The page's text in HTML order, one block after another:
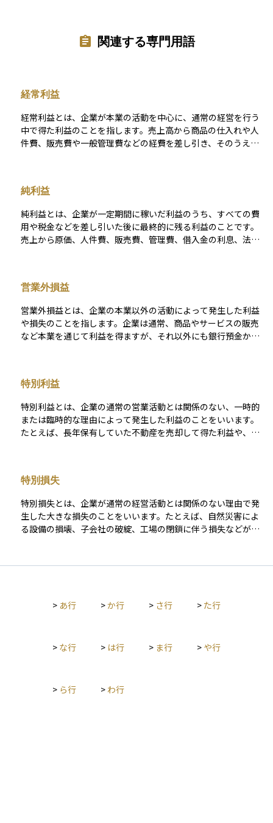
関連する専門用語
経常利益
経常利益とは、企業が本業の活動を中心に、通常の経営を行う
中で得た利益のことを指します。売上高から商品の仕入れや人
件費、販売費や一般管理費などの経費を差し引き、そのうえで
り、企業の本質的な収益力を判断する際に重要な数字となりま
す。経常利益が安定している企業は、本業が順調であり、経営
が安定していると考えられます。
純利益
純利益とは、企業が一定期間に稼いだ利益のうち、すべての費
用や税金などを差し引いた後に最終的に残る利益のことです。
売上から原価、人件費、販売費、管理費、借入金の利息、法人
失を出していることになります。株主にとっては、配当の原資
になったり、企業の成長性や財務健全性を判断する重要な指標
になります。決算書の中でも最も注目される数値の一つで、企
業の経営状況を端的に示しています。
営業外損益
営業外損益とは、企業の本業以外の活動によって発生した利益
や損失のことを指します。企業は通常、商品やサービスの販売
など本業を通じて利益を得ますが、それ以外にも銀行預金から
ばれます。営業外損益は、これら営業外収益と営業外費用の差
額であり、企業が本業以外の活動でどの程度利益や損失を出し
ているかを示す指標となります。経常利益を算出する際には、
営業利益にこの営業外損益を加減して計算します。
特別利益
特別利益とは、企業の通常の営業活動とは関係のない、一時的
または臨時的な理由によって発生した利益のことをいいます。
たとえば、長年保有していた不動産を売却して得た利益や、子
実力を評価する際は、特別利益による一時的な利益の増加をそ
のまま業績向上と判断しないよう注意が必要です。特別利益
は、その年限りの要因であることが多く、企業の継続的な収益
力を把握するには経常利益や営業利益も合わせて確認すること
が大切です。
特別損失
特別損失とは、企業が通常の経営活動とは関係のない理由で発
生した大きな損失のことをいいます。たとえば、自然災害によ
る設備の損壊、子会社の破綻、工場の閉鎖に伴う損失などがこ
にとっては、企業の本来の収益力を見極める際に、特別損失を
いよう注意が必要です。
> あ行 >か行 > さ行 > た行
> な行 > は行 > ま行 > や行
> ら行 > わ行